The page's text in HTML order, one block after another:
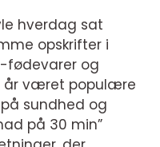
hverdag sat
opskrifter i
fødevarer og
år været populære
sundhed og
på 30 min”